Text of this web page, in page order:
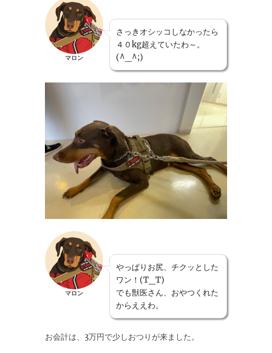
マロン
さっきオシッコしなかったら
４０kg超えていたわ～。
(^_^;)
マロン
やっぱりお尻、チクッとした
ワン！(T_T)
でも獣医さん、おやつくれた
からええわ。
お会計は、3万円で少しおつりが来ました。